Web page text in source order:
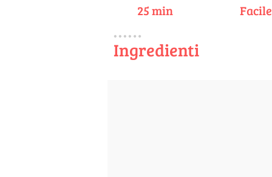
25 min Facile
Ingredienti